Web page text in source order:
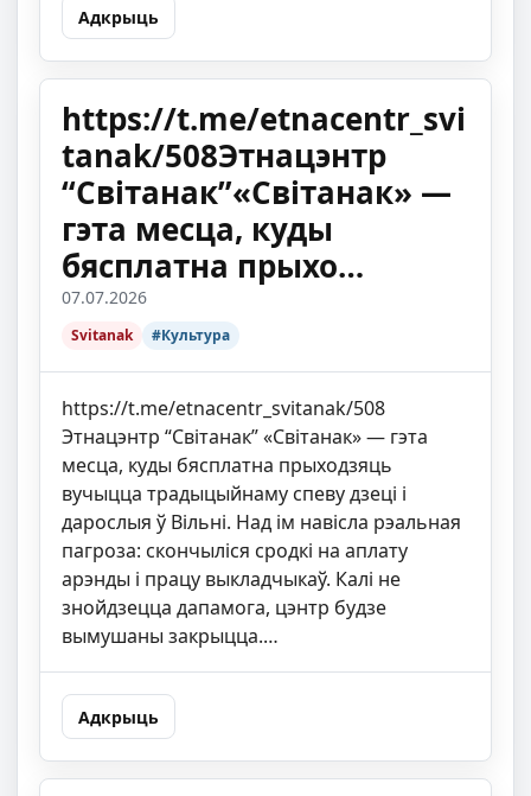
Адкрыць
https://t.me/etnacentr_svi
tanak/508Этнацэнтр
“Світанак”«Світанак» —
гэта месца, куды
бясплатна прыхо…
07.07.2026
Svitanak #Культура
https://t.me/etnacentr_svitanak/508
Этнацэнтр “Світанак” «Світанак» — гэта
месца, куды бясплатна прыходзяць
вучыцца традыцыйнаму спеву дзеці і
дарослыя ў Вільні. Над ім навісла рэальная
пагроза: скончыліся сродкі на аплату
арэнды і працу выкладчыкаў. Калі не
знойдзецца дапамога, цэнтр будзе
вымушаны закрыцца.…
Адкрыць